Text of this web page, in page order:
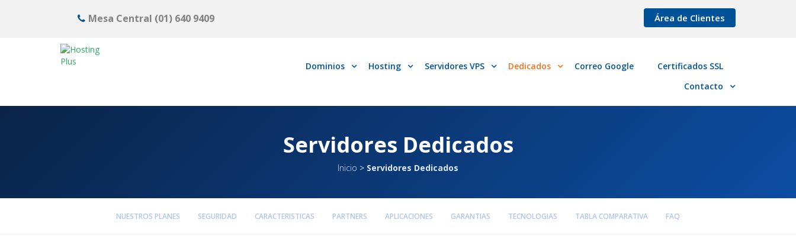
Mesa Central (01) 640 9409 Área de Clientes
Dominios Hosting Servidores VPS Dedicados Correo Google
Certificados SSL
Contacto
Servidores Dedicados
Inicio > Servidores Dedicados
NUESTROS PLANES SEGURIDAD CARACTERISTICAS PARTNERS APLICACIONES GARANTIAS TECNOLOGIAS TABLA COMPARATIVA FAQ